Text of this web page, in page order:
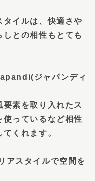
タイルは、快適さや
との相性もとても
ジャパンディ
素を取り入れたス
使っているなど相性
くれます。
スタイルで空間を